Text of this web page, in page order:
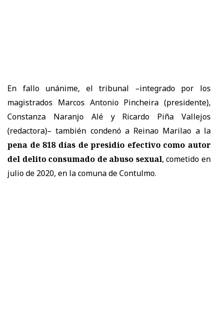
En fallo unánime, el tribunal –integrado por los
magistrados Marcos Antonio Pincheira (presidente),
Constanza Naranjo Alé y Ricardo Piña Vallejos
(redactora)– también condenó a Reinao Marilao a la
pena de 818 días de presidio efectivo como autor
del delito consumado de abuso sexual, cometido en
julio de 2020, en la comuna de Contulmo.